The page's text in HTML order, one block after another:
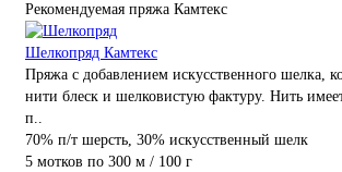
Рекомендуемая пряжа Камтекс
Шелкопряд Камтекс
Пряжа с добавлением искусственного шелка,
нити блеск и шелковистую фактуру. Нить
п..
70% п/т шерсть, 30% искусственный шелк
5 мотков по 300 м / 100 г